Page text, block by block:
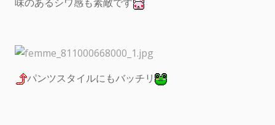
パンツスタイルにもバッチリ